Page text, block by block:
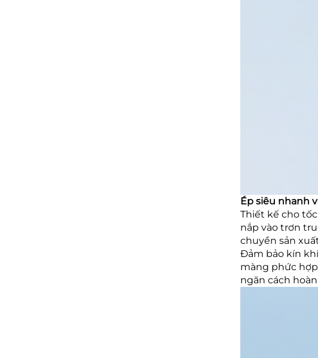
Ép siêu nhanh
Thiết kế cho
nắp vào trơn
chuyền sản
Đảm bảo kín
màng phức
ngăn cách